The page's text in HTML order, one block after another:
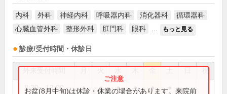
内科 外科 神経内科 呼吸器内科 消化器科
循環器科
心臓血管外科
整形外科 肛門科 眼科 もっと見る
診療/受付時間・休診日
祝
8:30～13:00 ● ● ● ● ●
お盆(8月中旬)は休診・休業の場合があります。来院前